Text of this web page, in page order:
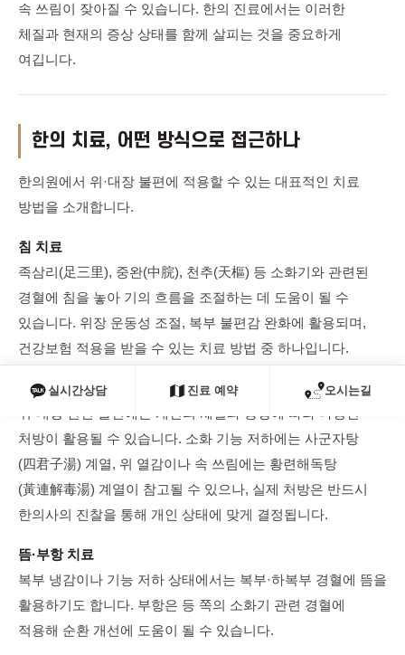
실시간상담 진료 예약 오시는길
속 쓰림이 잦아질 수 있습니다. 한의 진료에서는 이러한
체질과 현재의 증상 상태를 함께 살피는 것을 중요하게
여깁니다.
한의 치료, 어떤 방식으로 접근하나
한의원에서 위·대장 불편에 적용할 수 있는 대표적인 치료
방법을 소개합니다.
침 치료
족삼리(足三里), 중완(中脘), 천추(天樞) 등 소화기와 관련된
경혈에 침을 놓아 기의 흐름을 조절하는 데 도움이 될 수
있습니다. 위장 운동성 조절, 복부 불편감 완화에 활용되며,
건강보험 적용을 받을 수 있는 치료 방법 중 하나입니다.
한약 치료
위·대장 관련 불편에는 개인의 체질과 증상에 따라 다양한
처방이 활용될 수 있습니다. 소화 기능 저하에는 사군자탕
(四君子湯) 계열, 위 열감이나 속 쓰림에는 황련해독탕
(黃連解毒湯) 계열이 참고될 수 있으나, 실제 처방은 반드시
한의사의 진찰을 통해 개인 상태에 맞게 결정됩니다.
뜸·부항 치료
복부 냉감이나 기능 저하 상태에서는 복부·하복부 경혈에 뜸을
활용하기도 합니다. 부항은 등 쪽의 소화기 관련 경혈에
적용해 순환 개선에 도움이 될 수 있습니다.